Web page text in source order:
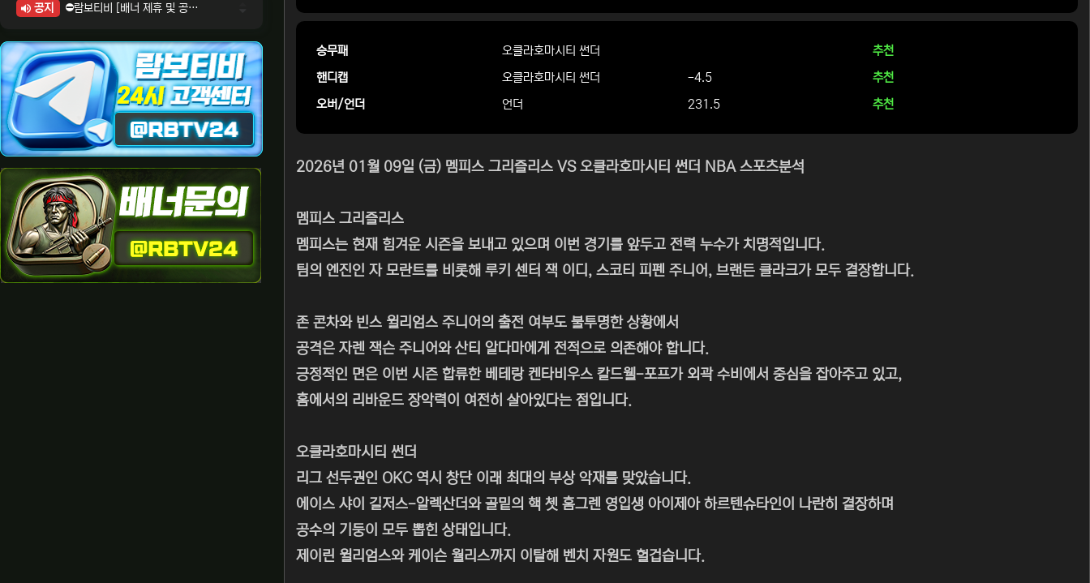
승무패 오클라호마시티 썬더
추천
핸디캡
오클라호마시티 썬더 -4.5
추천
오버/언더
언더 231.5 추천
2026년 01월 09일 (금) 멤피스 그리즐리스 VS 오클라호마시티 썬더 NBA 스포츠분석
멤피스 그리즐리스
멤피스는 현재 힘겨운 시즌을 보내고 있으며 이번 경기를 앞두고 전력 누수가 치명적입니다.
팀의 엔진인 자 모란트를 비롯해 루키 센터 잭 이디, 스코티 피펜 주니어, 브랜든 클라크가 모두 결장합니다.
존 콘차와 빈스 윌리엄스 주니어의 출전 여부도 불투명한 상황에서
공격은 자렌 잭슨 주니어와 산티 알다마에게 전적으로 의존해야 합니다.
긍정적인 면은 이번 시즌 합류한 베테랑 켄타비우스 칼드웰-포프가 외곽 수비에서 중심을 잡아주고 있고,
홈에서의 리바운드 장악력이 여전히 살아있다는 점입니다.
오클라호마시티 썬더
리그 선두권인 OKC 역시 창단 이래 최대의 부상 악재를 맞았습니다.
에이스 샤이 길저스-알렉산더와 골밑의 핵 쳇 홈그렌 영입생 아이제아 하르텐슈타인이 나란히 결장하며
공수의 기둥이 모두 뽑힌 상태입니다.
제이린 윌리엄스와 케이슨 월리스까지 이탈해 벤치 자원도 헐겁습니다.
공지
⛔람보티비 [배너 제휴 및 공식 입점 문의 안내]
⛔람보티비 [정회원 등급UP! 안내사항]
⛔람보티비 [채팅방 이용시 주의사항]
⛔람보티비 [공식보증업체 안내]